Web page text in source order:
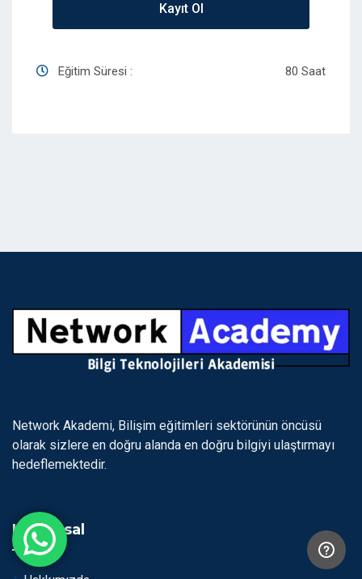
Kayıt Ol
Eğitim Süresi : 80 Saat
Network Akademi, Bilişim eğitimleri sektörünün öncüsü
olarak sizlere en doğru alanda en doğru bilgiyi ulaştırmayı
hedeflemektedir.
Kurumsal